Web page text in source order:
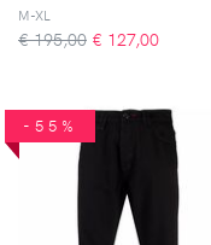
M-XL
€ 195,00 € 127,00
-55%